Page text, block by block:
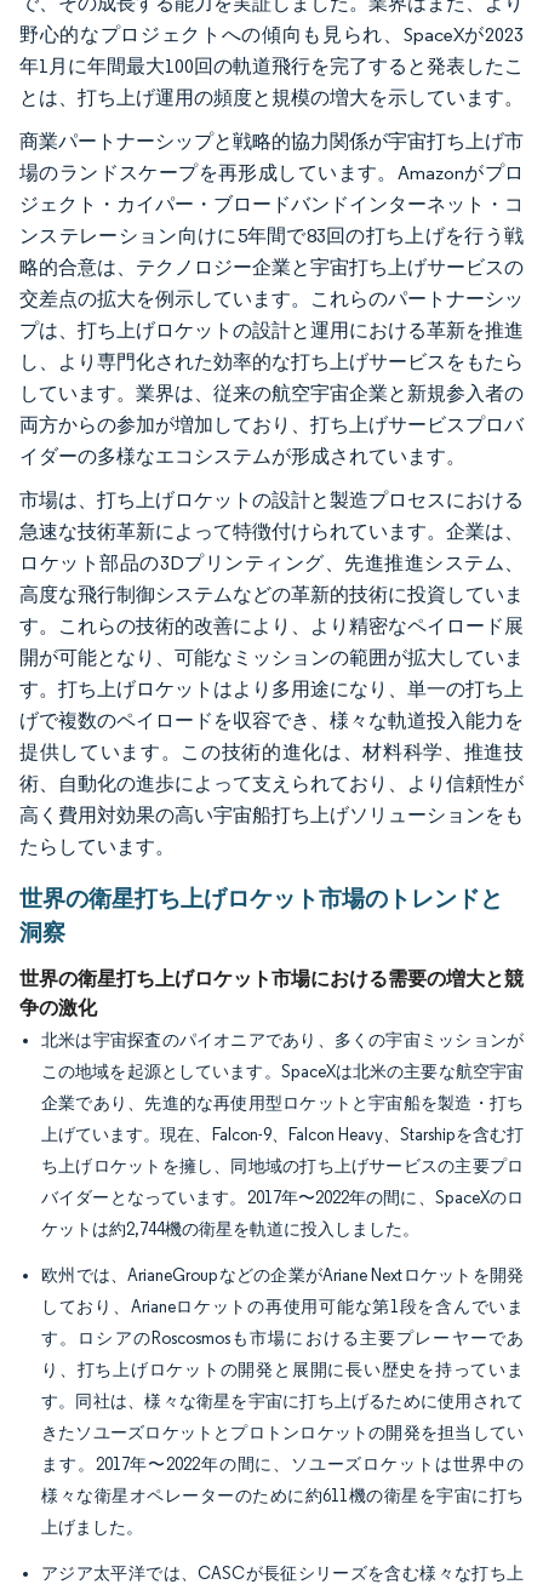
野心的なプロジェクトへの傾向も見られ、SpaceXが2023
年1月に年間最大100回の軌道飛行を完了すると発表したこ
とは、打ち上げ運用の頻度と規模の増大を示しています。
商業パートナーシップと戦略的協力関係が宇宙打ち上げ市
場のランドスケープを再形成しています。Amazonがプロ
ジェクト・カイパー・ブロードバンドインターネット・コ
ンステレーション向けに5年間で83回の打ち上げを行う戦
略的合意は、テクノロジー企業と宇宙打ち上げサービスの
交差点の拡大を例示しています。これらのパートナーシッ
プは、打ち上げロケットの設計と運用における革新を推進
し、より専門化された効率的な打ち上げサービスをもたら
しています。業界は、従来の航空宇宙企業と新規参入者の
両方からの参加が増加しており、打ち上げサービスプロバ
イダーの多様なエコシステムが形成されています。
市場は、打ち上げロケットの設計と製造プロセスにおける
急速な技術革新によって特徴付けられています。企業は、
ロケット部品の3Dプリンティング、先進推進システム、
高度な飛行制御システムなどの革新的技術に投資していま
す。これらの技術的改善により、より精密なペイロード展
開が可能となり、可能なミッションの範囲が拡大していま
す。打ち上げロケットはより多用途になり、単一の打ち上
げで複数のペイロードを収容でき、様々な軌道投入能力を
提供しています。この技術的進化は、材料科学、推進技
術、自動化の進歩によって支えられており、より信頼性が
高く費用対効果の高い宇宙船打ち上げソリューションをも
たらしています。
世界の衛星打ち上げロケット市場のトレンドと
洞察
世界の衛星打ち上げロケット市場における需要の増大と競
争の激化
北米は宇宙探査のパイオニアであり、多くの宇宙ミッションが
この地域を起源としています。SpaceXは北米の主要な航空宇宙
企業であり、先進的な再使用型ロケットと宇宙船を製造・打ち
上げています。現在、Falcon-9、Falcon Heavy、Starshipを含む打
ち上げロケットを擁し、同地域の打ち上げサービスの主要プロ
バイダーとなっています。2017年〜2022年の間に、SpaceXのロ
ケットは約2,744機の衛星を軌道に投入しました。
欧州では、ArianeGroupなどの企業がAriane Nextロケットを開発
しており、Arianeロケットの再使用可能な第1段を含んでいま
す。ロシアのRoscosmosも市場における主要プレーヤーであ
り、打ち上げロケットの開発と展開に長い歴史を持っていま
す。同社は、様々な衛星を宇宙に打ち上げるために使用されて
きたソユーズロケットとプロトンロケットの開発を担当してい
ます。2017年〜2022年の間に、ソユーズロケットは世界中の
様々な衛星オペレーターのために約611機の衛星を宇宙に打ち
上げました。
アジア太平洋では、CASCが長征シリーズを含む様々な打ち上